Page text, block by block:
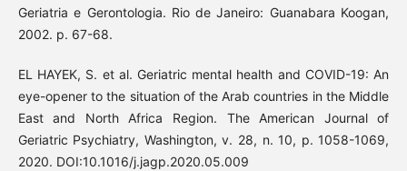
Geriatria e Gerontologia. Rio de Janeiro: Guanabara Koogan,
2002. p. 67-68.
EL HAYEK, S. et al. Geriatric mental health and COVID-19: An
eye-opener to the situation of the Arab countries in the Middle
East and North Africa Region. The American Journal of
Geriatric Psychiatry, Washington, v. 28, n. 10, p. 1058-1069,
2020. DOI:10.1016/j.jagp.2020.05.009